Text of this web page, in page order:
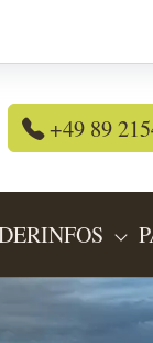
+49 89
& CAMPS"
FOR